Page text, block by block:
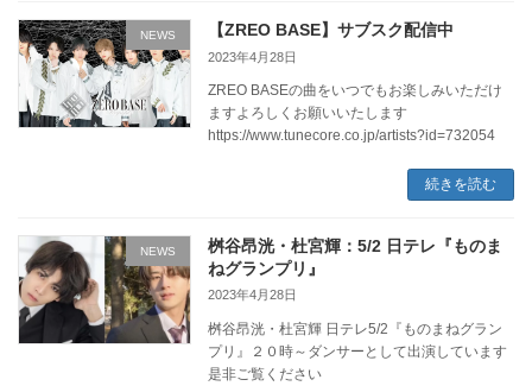
NEWS 【ZREO BASE】サブスク配信中
2023年4月28日
ZREO BASEの曲をいつでもお楽しみいただけ
ますよろしくお願いいたします
https://www.tunecore.co.jp/artists?id=732054
続きを読む
NEWS
桝谷昂洸・杜宮輝：5/2 日テレ『ものま
ねグランプリ』
2023年4月28日
桝谷昂洸・杜宮輝 日テレ5/2『ものまねグラン
プリ』２０時～ダンサーとして出演しています
是非ご覧ください